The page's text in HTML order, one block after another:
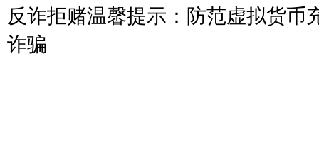
反诈拒赌温馨提示：防范虚拟货币
诈骗